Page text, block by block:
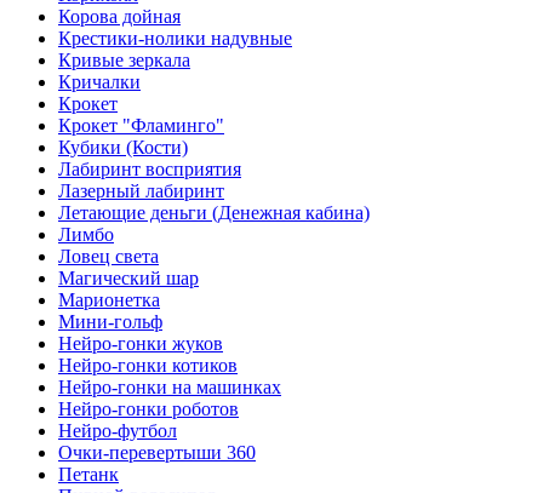
Корова дойная
Крестики-нолики надувные
Кривые зеркала
Кричалки
Крокет
Крокет "Фламинго"
Кубики (Кости)
Лабиринт восприятия
Лазерный лабиринт
Летающие деньги (Денежная кабина)
Лимбо
Ловец света
Магический шар
Марионетка
Мини-гольф
Нейро-гонки жуков
Нейро-гонки котиков
Нейро-гонки на машинках
Нейро-гонки роботов
Нейро-футбол
Очки-перевертыши 360
Петанк